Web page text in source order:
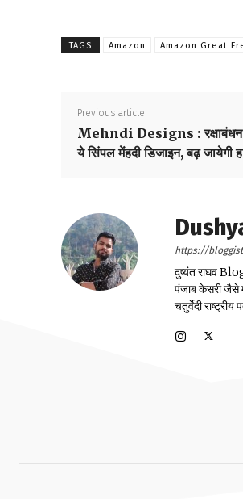
TAGS Amazon Amazon Great
Previous article
Mehndi Designs : रक्षाबंधन
ये सिंपल मेंहदी डिजाइन, बढ़ जायेगी
https://
दुष्यंत राघव
पंजाब केसरी जैसे
चतुर्वेदी राष्ट्रीय